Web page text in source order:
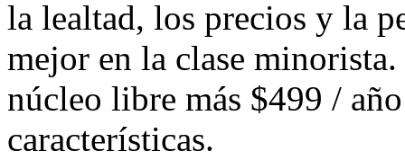
la lealtad, los precios y la
mejor en la clase
núcleo libre más $499 /
características.